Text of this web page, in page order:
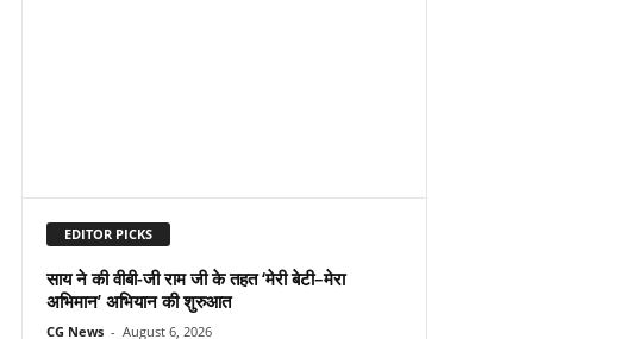
EDITOR PICKS
साय ने की वीबी-जी राम जी के तहत ‘मेरी बेटी–मेरा
अभिमान’ अभियान की शुरुआत
CG News - August 6, 2026